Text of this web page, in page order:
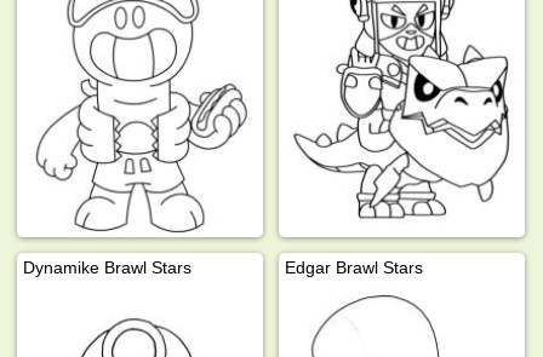
Dynamike Brawl Stars Edgar Brawl Stars